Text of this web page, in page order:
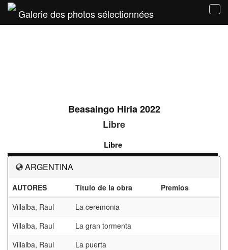
Galerie des photos sélectionnées
Beasaingo Hiria 2022
Libre
Libre
ARGENTINA
AUTORES Título de la obra
Premios
Villalba, Raul
La ceremonia
Villalba, Raul
La gran tormenta
Villalba, Raul
La puerta